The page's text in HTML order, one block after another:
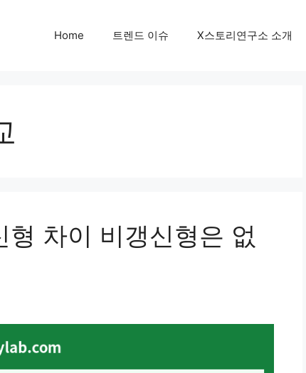
Home 트렌드 이슈 X스토리연구소 소개
차이 비갱신형은 없